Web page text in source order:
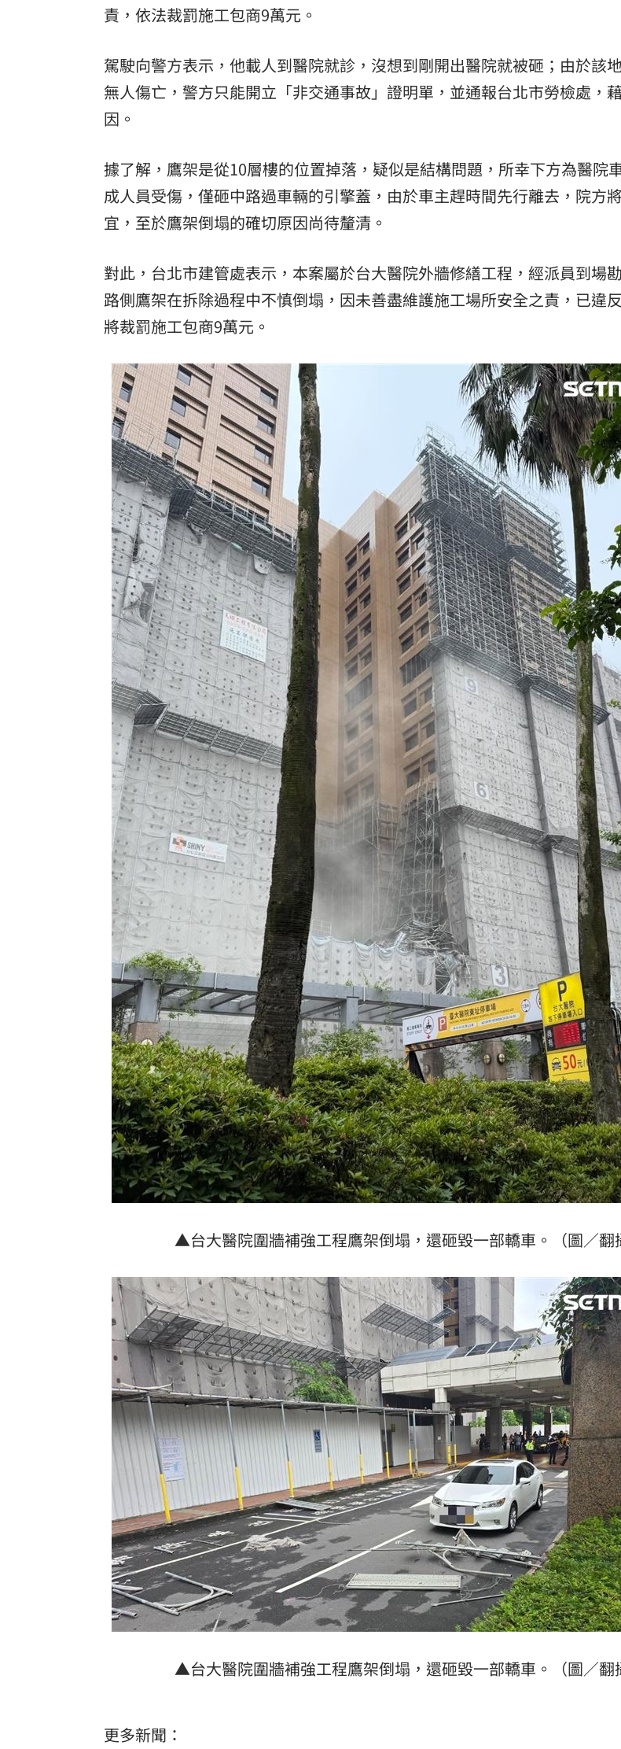
8國球員齊聚高雄 Formosa 7s掀足球熱潮
責，依法裁罰施工包商9萬元。
駕駛向警方表示，他載人到醫院就診，沒想到剛開出醫院就被砸；由於該
無人傷亡，警方只能開立「非交通事故」證明單，並通報台北市勞檢處，
因。
據了解，鷹架是從10層樓的位置掉落，疑似是結構問題，所幸下方為醫院
成人員受傷，僅砸中路過車輛的引擎蓋，由於車主趕時間先行離去，院方
宜，至於鷹架倒塌的確切原因尚待釐清。
對此，台北市建管處表示，本案屬於台大醫院外牆修繕工程，經派員到場
路側鷹架在拆除過程中不慎倒塌，因未善盡維護施工場所安全之責，已違
將裁罰施工包商9萬元。
▲台大醫院圍牆補強工程鷹架倒塌，還砸毀一部轎車。（圖／翻
▲台大醫院圍牆補強工程鷹架倒塌，還砸毀一部轎車。（圖／翻
更多新聞：